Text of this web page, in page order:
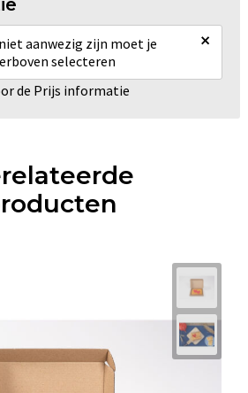
aanwezig zijn moet je
selecteren
×
de Prijs informatie